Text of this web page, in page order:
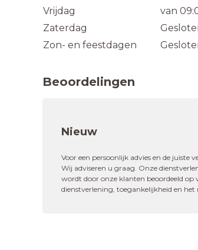
Vrijdag
van
Zaterdag
Zon- en feestdagen
Beoordelingen
Nieuw
Voor een persoonlijk advies en de
Wij adviseren u graag. Onze
wordt door onze klanten beoordeeld op
dienstverlening, toegankelijkheid en het
"Enorm
actief